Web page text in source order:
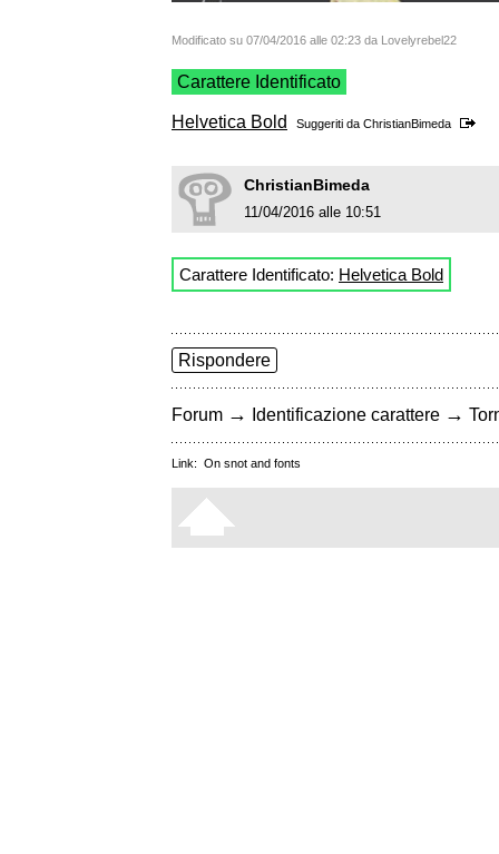
Modificato su 07/04/2016 alle 02:23 da Lovelyrebel22
Carattere Identificato
Helvetica Bold Suggeriti da ChristianBimeda
ChristianBimeda
11/04/2016 alle 10:51
Carattere Identificato: Helvetica Bold
Rispondere
Forum → Identificazione carattere →
Link: On snot and fonts